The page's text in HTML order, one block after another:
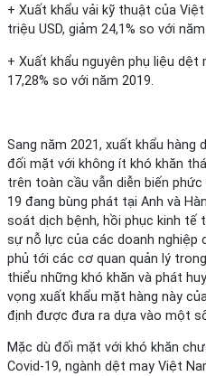
+ Xuất khẩu vải kỹ thuật của
triệu USD, giảm 24,1% so với
+ Xuất khẩu nguyên phụ liệu dệt
17,28% so với năm 2019.
Sang năm 2021, xuất khẩu hàng
đối mặt với không ít khó khăn
trên toàn cầu vẫn diễn biến
19 đang bùng phát tại Anh và
soát dịch bệnh, hồi phục kinh tế
sự nỗ lực của các doanh nghiệp
phủ tới các cơ quan quản lý
thiểu những khó khăn và phát
vọng xuất khẩu mặt hàng này
định được đưa ra dựa vào một
Mặc dù đối mặt với khó khăn
Covid-19, ngành dệt may Việt